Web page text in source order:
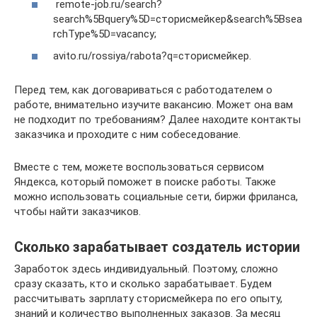
remote-job.ru/search?
search%5Bquery%5D=сторисмейкер&search%5Bsea
rchType%5D=vacancy;
avito.ru/rossiya/rabota?q=сторисмейкер.
Перед тем, как договариваться с работодателем о
работе, внимательно изучите вакансию. Может она вам
не подходит по требованиям? Далее находите контакты
заказчика и проходите с ним собеседование.
Вместе с тем, можете воспользоваться сервисом
Яндекса, который поможет в поиске работы. Также
можно использовать социальные сети, биржи фриланса,
чтобы найти заказчиков.
Сколько зарабатывает создатель истории
Заработок здесь индивидуальный. Поэтому, сложно
сразу сказать, кто и сколько зарабатывает. Будем
рассчитывать зарплату сторисмейкера по его опыту,
знаний и количество выполненных заказов. За месяц